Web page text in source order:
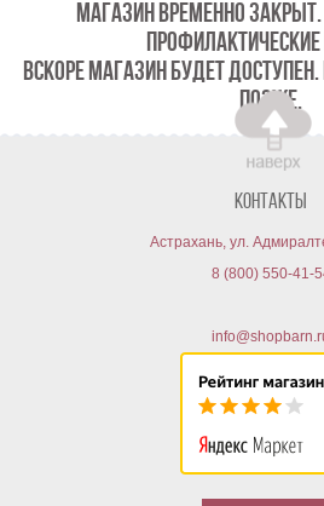
МАГАЗИН ВРЕМЕННО
ВСКОРЕ МАГАЗИН БУДЕТ
ПОЗЖЕ.
Контакты
Астрахань, ул.
8 (800) 550-41-